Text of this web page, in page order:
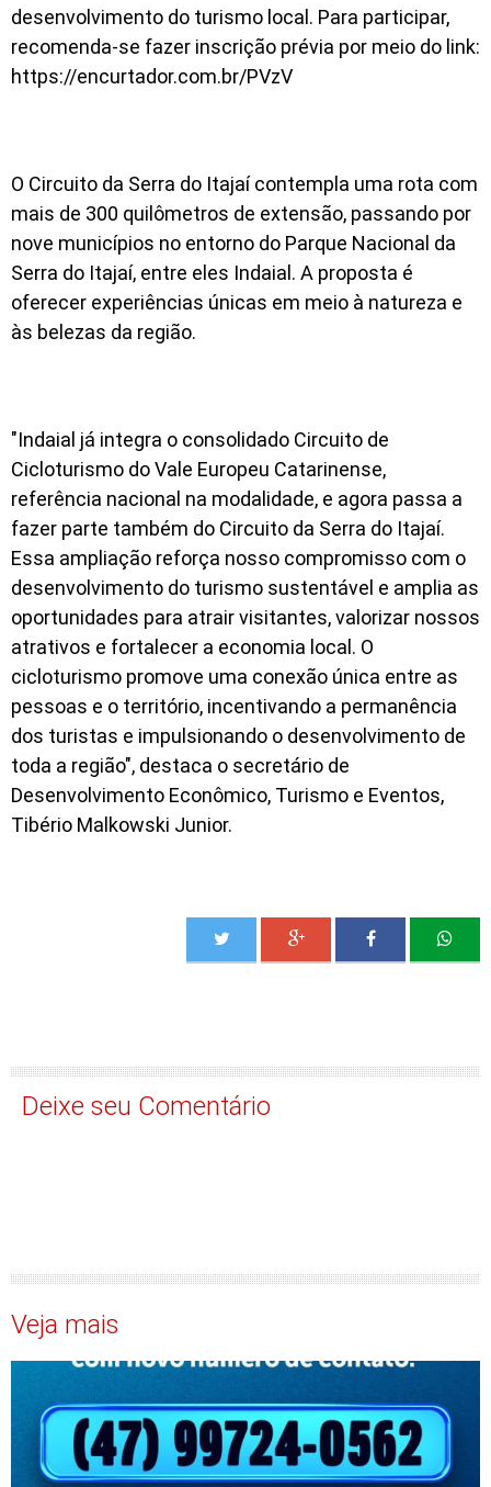
desenvolvimento do turismo local. Para participar,
recomenda-se fazer inscrição prévia por meio do link:
https://encurtador.com.br/PVzV
O Circuito da Serra do Itajaí contempla uma rota com
mais de 300 quilômetros de extensão, passando por
nove municípios no entorno do Parque Nacional da
Serra do Itajaí, entre eles Indaial. A proposta é
oferecer experiências únicas em meio à natureza e
às belezas da região.
"Indaial já integra o consolidado Circuito de
Cicloturismo do Vale Europeu Catarinense,
referência nacional na modalidade, e agora passa a
fazer parte também do Circuito da Serra do Itajaí.
Essa ampliação reforça nosso compromisso com o
desenvolvimento do turismo sustentável e amplia as
oportunidades para atrair visitantes, valorizar nossos
atrativos e fortalecer a economia local. O
cicloturismo promove uma conexão única entre as
pessoas e o território, incentivando a permanência
dos turistas e impulsionando o desenvolvimento de
toda a região", destaca o secretário de
Desenvolvimento Econômico, Turismo e Eventos,
Tibério Malkowski Junior.
Deixe seu Comentário
Veja mais